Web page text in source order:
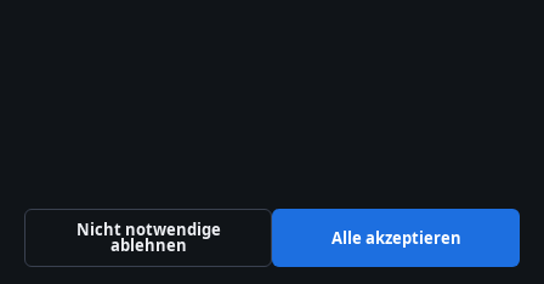
Technik
Nicht notwendige
ablehnen Alle akzeptieren